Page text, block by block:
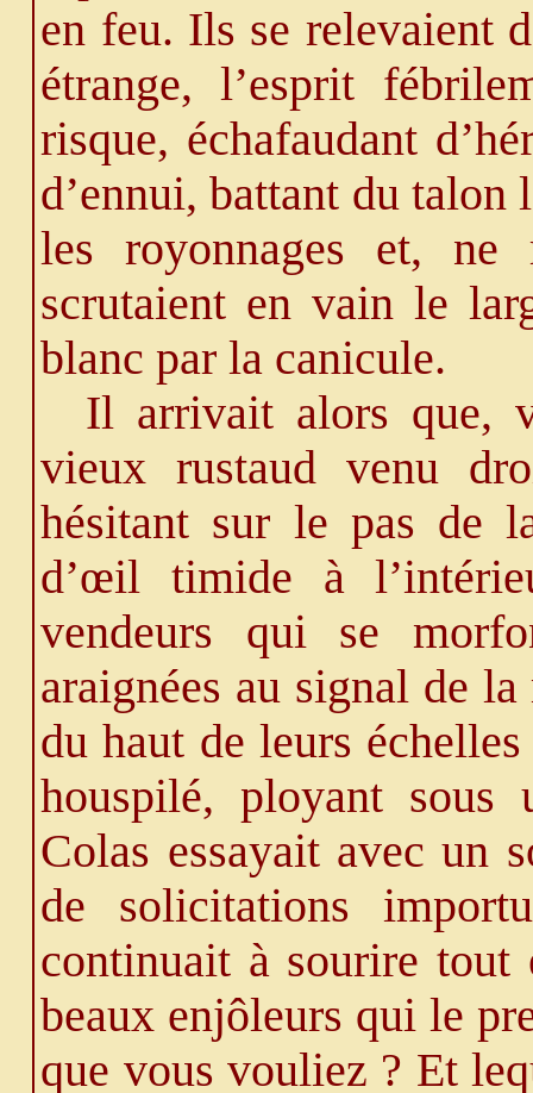
en feu. Ils se relevaient
étrange, l’esprit
risque, échafaudant
d’ennui, battant du talon
les royonnages et, ne
scrutaient en vain le
blanc par la canicule.
Il arrivait alors que,
vieux rustaud venu
hésitant sur le pas de
d’œil timide à
vendeurs qui se
araignées au signal de
du haut de leurs
houspilé, ployant sous
Colas essayait avec un
de solicitations
continuait à sourire
beaux enjôleurs qui le
que vous vouliez ? Et